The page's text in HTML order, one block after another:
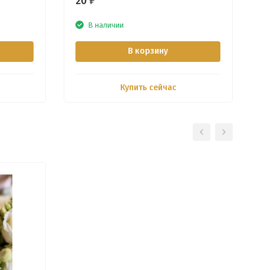
В наличии
В корзину
Купить сейчас